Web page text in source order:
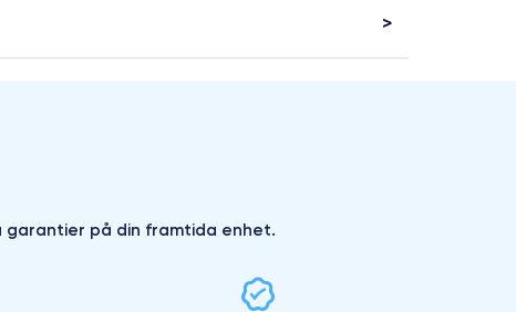
garantier på din framtida enhet.